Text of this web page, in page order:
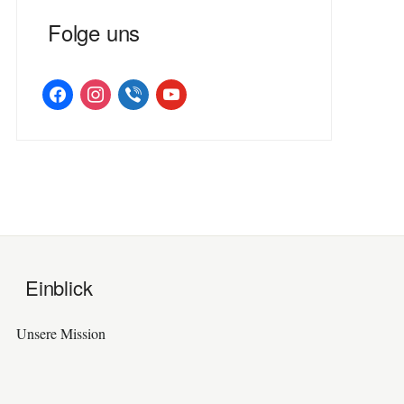
Folge uns
facebookinstagramviber youtube
Einblick
Unsere Mission